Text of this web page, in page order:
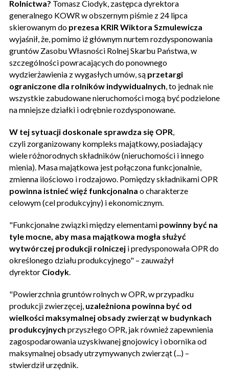
Rolnictwa? Tomasz Ciodyk, zastępca dyrektora
generalnego KOWR w obszernym piśmie z 24 lipca
skierowanym do prezesa KRIR Wiktora Szmulewicza
wyjaśnił, że, pomimo iż głównym nurtem rozdysponowania
gruntów Zasobu Własności Rolnej Skarbu Państwa, w
szczególności powracających do ponownego
wydzierżawienia z wygasłych umów, są przetargi
ograniczone dla rolników indywidualnych, to jednak nie
wszystkie zabudowane nieruchomości mogą być podzielone
na mniejsze działki i odrębnie rozdysponowane.
W tej sytuacji doskonale sprawdza się OPR,
czyli zorganizowany kompleks majątkowy, posiadający
wiele różnorodnych składników (nieruchomości i innego
mienia). Masa majątkowa jest połączona funkcjonalnie,
zmienna ilościowo i rodzajowo. Pomiędzy składnikami OPR
powinna istnieć więź funkcjonalna o charakterze
celowym (cel produkcyjny) i ekonomicznym.
"Funkcjonalne związki między elementami powinny być na
tyle mocne, aby masa majątkowa mogła służyć
wytwórczej produkcji rolniczej i predysponowała OPR do
określonego działu produkcyjnego" – zauważył
dyrektor Ciodyk.
"Powierzchnia gruntów rolnych w OPR, w przypadku
produkcji zwierzęcej, uzależniona powinna być od
wielkości maksymalnej obsady zwierząt w budynkach
produkcyjnych przyszłego OPR, jak również zapewnienia
zagospodarowania uzyskiwanej gnojowicy i obornika od
maksymalnej obsady utrzymywanych zwierząt (...) –
stwierdził urzędnik.